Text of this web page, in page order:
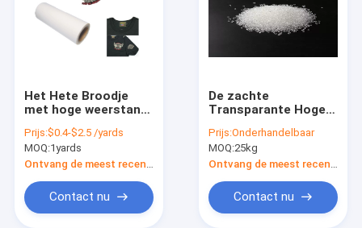
Het Hete Broodje
met hoge weerstand
Zelfklevende Film
voor Kledingsflarden
Prijs:$0.4-$2.5 /yards
MOQ:1yards
Contact nu
De zachte
Transparante Hoge
Smeltings
Zelfklevende Korrel
60A van TPU Hete -
dichtheid
Prijs:Onderhandelbaar
MOQ:25kg
Contact nu